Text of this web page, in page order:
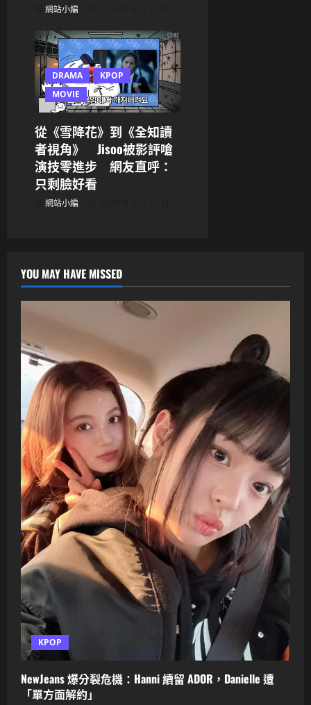
網站小編
DRAMA
KPOP
MOVIE
從《雪降花》到《全知讀
者視角》 Jisoo被影評嗆
演技零進步 網友直呼：
只剩臉好看
網站小編
YOU MAY HAVE MISSED
KPOP
NewJeans 爆分裂危機：Hanni 續留 ADOR，Danielle 遭
「單方面解約」